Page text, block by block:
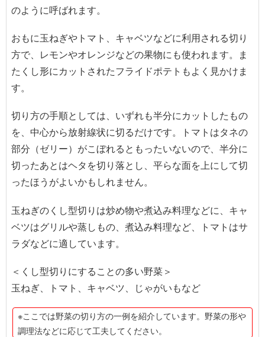
のように呼ばれます。
おもに玉ねぎやトマト、キャベツなどに利用される切り
方で、レモンやオレンジなどの果物にも使われます。ま
たくし形にカットされたフライドポテトもよく見かけま
す。
切り方の手順としては、いずれも半分にカットしたもの
を、中心から放射線状に切るだけです。トマトはタネの
部分（ゼリー）がこぼれるともったいないので、半分に
切ったあとはヘタを切り落とし、平らな面を上にして切
ったほうがよいかもしれません。
玉ねぎのくし型切りは炒め物や煮込み料理などに、キャ
ベツはグリルや蒸しもの、煮込み料理など、トマトはサ
ラダなどに適しています。
＜くし型切りにすることの多い野菜＞
玉ねぎ、トマト、キャベツ、じゃがいもなど
※ここでは野菜の切り方の一例を紹介しています。野菜の形や
調理法などに応じて工夫してください。